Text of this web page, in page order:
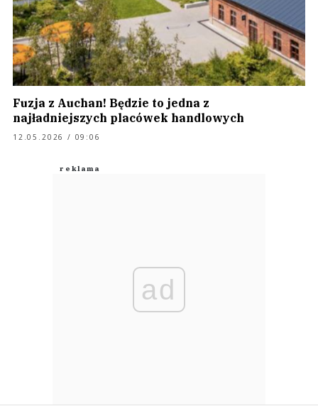
Fuzja z Auchan! Będzie to jedna z
najładniejszych placówek handlowych
12.05.2026 / 09:06
ad